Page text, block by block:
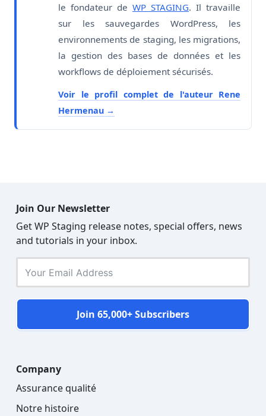
le fondateur de WP STAGING. Il travaille
sur les sauvegardes WordPress, les
environnements de staging, les migrations,
la gestion des bases de données et les
workflows de déploiement sécurisés.
Voir le profil complet de l'auteur Rene
Hermenau
Join Our Newsletter
Get WP Staging release notes, special offers, news
and tutorials in your inbox.
Join 65,000+ Subscribers
Company
Assurance qualité
Notre histoire